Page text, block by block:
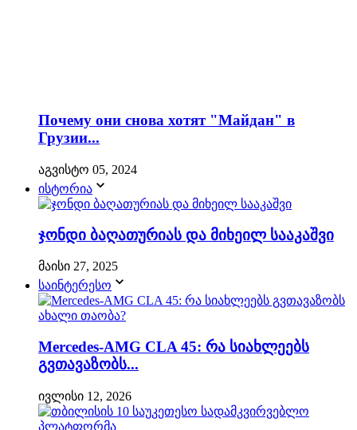
Почему они снова хотят "Майдан" в
Грузии...
აგვისტო 05, 2024
ისტორია
ჯონდი ბაღათურიას და მიხეილ სააკაშვი
მაისი 27, 2025
საინტერესო
Mercedes-AMG CLA 45: რა სიახლეებს
გვთავაზობს...
ივლისი 12, 2026